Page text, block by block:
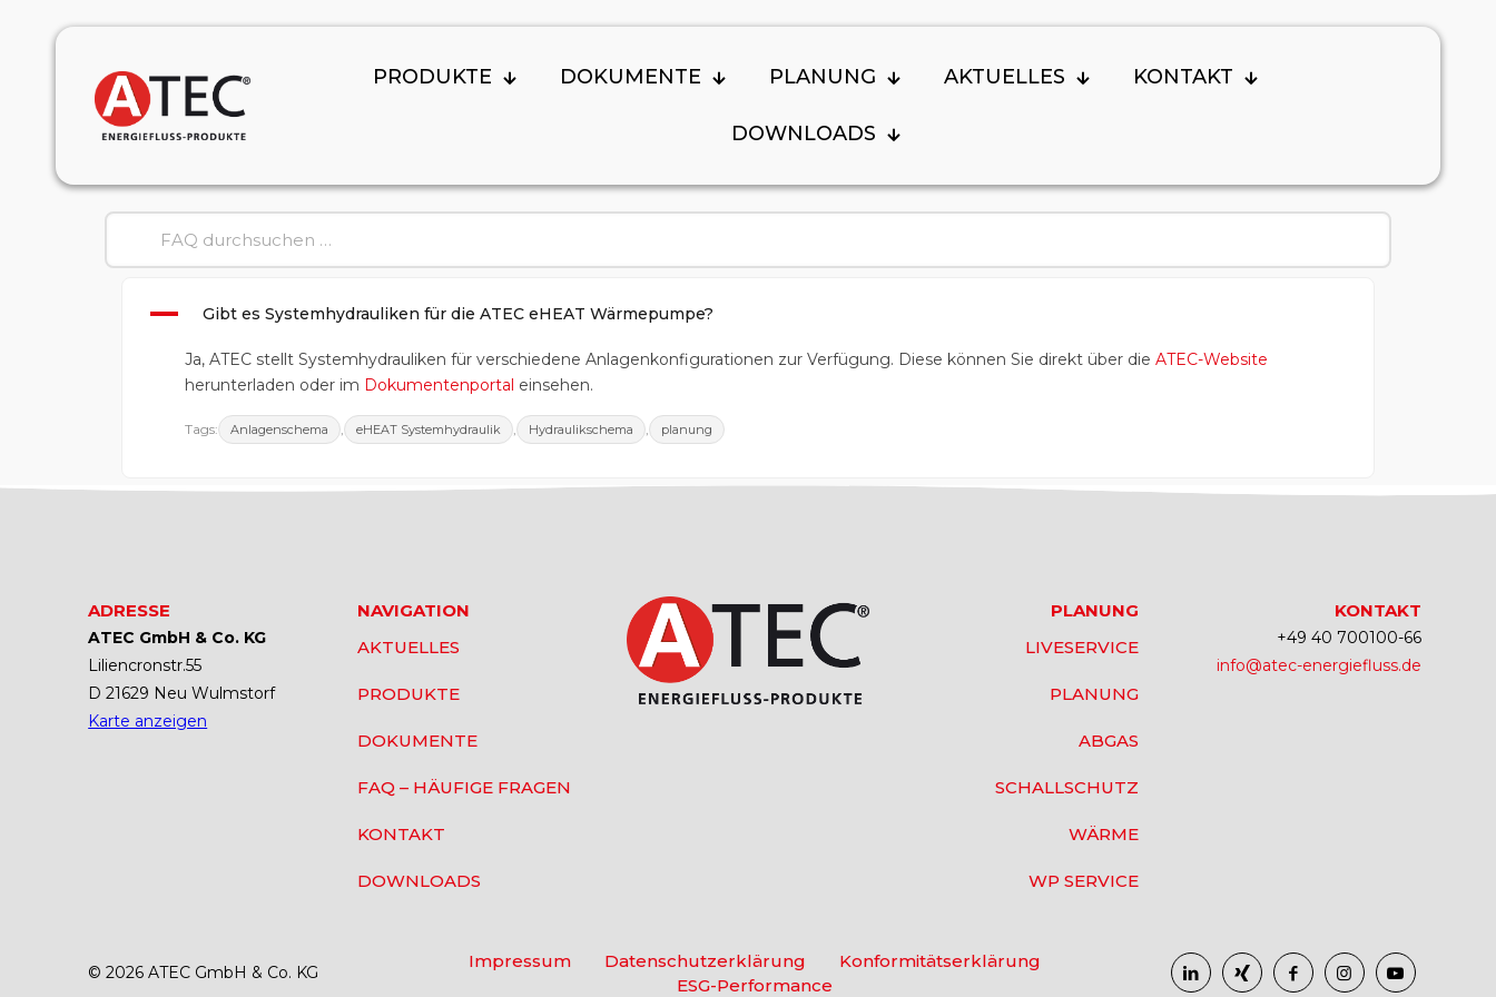
PRODUKTE DOKUMENTE PLANUNG AKTUELLES KONTAKT
DOWNLOADS
A Gibt es Systemhydrauliken für die ATEC eHEAT Wärmepumpe?
Ja, ATEC stellt Systemhydrauliken für verschiedene Anlagenkonfigurationen zur Verfügung. Diese können Sie direkt über die ATEC-Website
herunterladen oder im Dokumentenportal einsehen.
Tags: Anlagenschema , eHEAT Systemhydraulik , Hydraulikschema , planung
ADRESSE
ATEC GmbH & Co. KG
Liliencronstr.55
D 21629 Neu Wulmstorf
Karte anzeigen
NAVIGATION
AKTUELLES
PRODUKTE
DOKUMENTE
FAQ – HÄUFIGE FRAGEN
KONTAKT
DOWNLOADS
PLANUNG
LIVESERVICE
PLANUNG
ABGAS
SCHALLSCHUTZ
WÄRME
WP SERVICE
KONTAKT
+49 40 700100-66
info@atec-energiefluss.de
© 2026 ATEC GmbH & Co. KG
Impressum Datenschutzerklärung
Konformitätserklärung
ESG-Performance